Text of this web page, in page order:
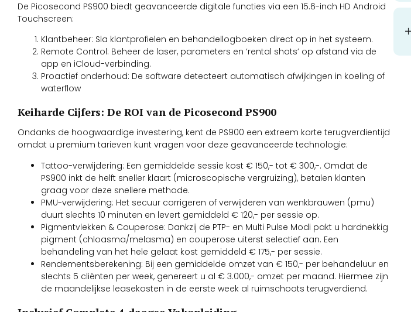
De Picosecond PS900 biedt geavanceerde digitale functies via een 15.6-inch HD Android
Touchscreen:
Klantbeheer: Sla klantprofielen en behandellogboeken direct op in het systeem.
Remote Control: Beheer de laser, parameters en ‘rental shots’ op afstand via de
app en iCloud-verbinding.
Proactief onderhoud: De software detecteert automatisch afwijkingen in koeling of
waterflow
Keiharde Cijfers: De ROI van de Picosecond PS900
Ondanks de hoogwaardige investering, kent de PS900 een extreem korte terugverdientijd
omdat u premium tarieven kunt vragen voor deze geavanceerde technologie:
Tattoo-verwijdering: Een gemiddelde sessie kost € 150,- tot € 300,-. Omdat de
PS900 inkt de helft sneller klaart (microscopische vergruizing), betalen klanten
graag voor deze snellere methode.
PMU-verwijdering: Het secuur corrigeren of verwijderen van wenkbrauwen (pmu)
duurt slechts 10 minuten en levert gemiddeld € 120,- per sessie op.
Pigmentvlekken & Couperose: Dankzij de PTP- en Multi Pulse Modi pakt u hardnekkig
pigment (chloasma/melasma) en couperose uiterst selectief aan. Een
behandeling van het hele gelaat kost gemiddeld € 175,- per sessie.
Rendementsberekening: Bij een gemiddelde omzet van € 150,- per behandeluur en
slechts 5 cliënten per week, genereert u al € 3.000,- omzet per maand. Hiermee zijn
de maandelijkse leasekosten in de eerste week al ruimschoots terugverdiend.